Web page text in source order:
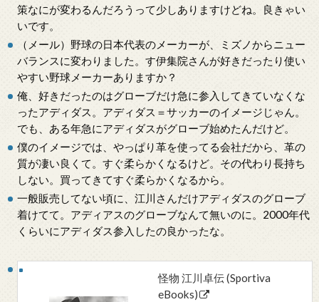
策なにが変わるんだろうって少しありますけどね。良きゃい
いです。
（メール）野球の日本代表のメーカーが、ミズノからニュー
バランスに変わりました。す伊集院さんが好きだったり使い
やすい野球メーカーありますか？
俺、好きだったのはグローブだけ急に参入してきていなくな
ったアディダス。アディダス＝サッカーのイメージじゃん。
でも、ある年急にアディダスがグローブ始めたんだけど。
僕のイメージでは、やっぱり革を使ってる会社だから、革の
質が凄い良くて。すぐ柔らかくなるけど。その代わり長持ち
しない。買ってきてすぐ柔らかくなるから。
一般販売してない頃に、江川さんだけアディダスのグローブ
着けてて。アディアスのグローブなんて無いのに。2000年代
くらいにアディダス参入したの良かったな。
怪物 江川卓伝 (Sportiva
eBooks)